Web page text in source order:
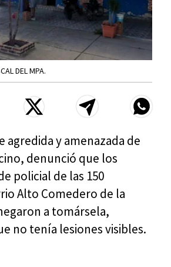
DEL MPA.
agredida y amenazada de
denunció que los
policial de las 150
Alto Comedero de la
a tomársela,
no tenía lesiones visibles.